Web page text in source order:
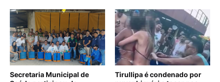
Secretaria Municipal de
Tirullipa é condenado por